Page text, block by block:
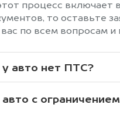
процесс включает
то оставьте
по всем вопросам
у авто нет ПТС?
с